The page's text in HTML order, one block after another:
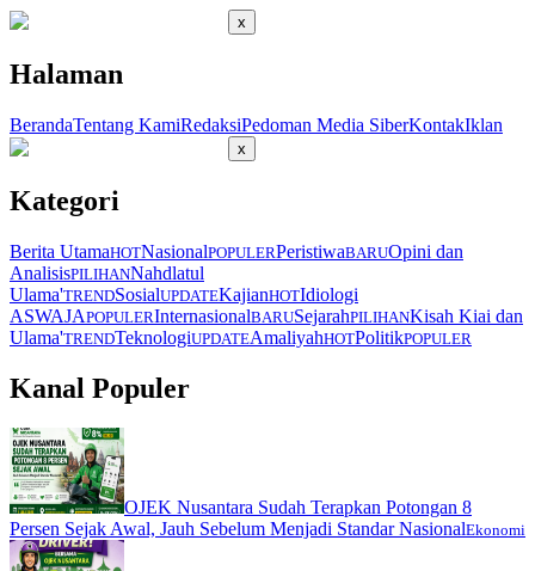
x
Halaman
BerandaTentang KamiRedaksiPedoman Media SiberKontakIklan
x
Kategori
Berita UtamaHOTNasionalPOPULERPeristiwaBARUOpini dan
AnalisisPILIHANNahdlatul
Ulama'TRENDSosialUPDATEKajianHOTIdiologi
ASWAJAPOPULERInternasionalBARUSejarahPILIHANKisah Kiai dan
Ulama'TRENDTeknologiUPDATEAmaliyahHOTPolitikPOPULER
Kanal Populer
OJEK Nusantara Sudah Terapkan Potongan 8
Persen Sejak Awal, Jauh Sebelum Menjadi Standar NasionalEkonomi